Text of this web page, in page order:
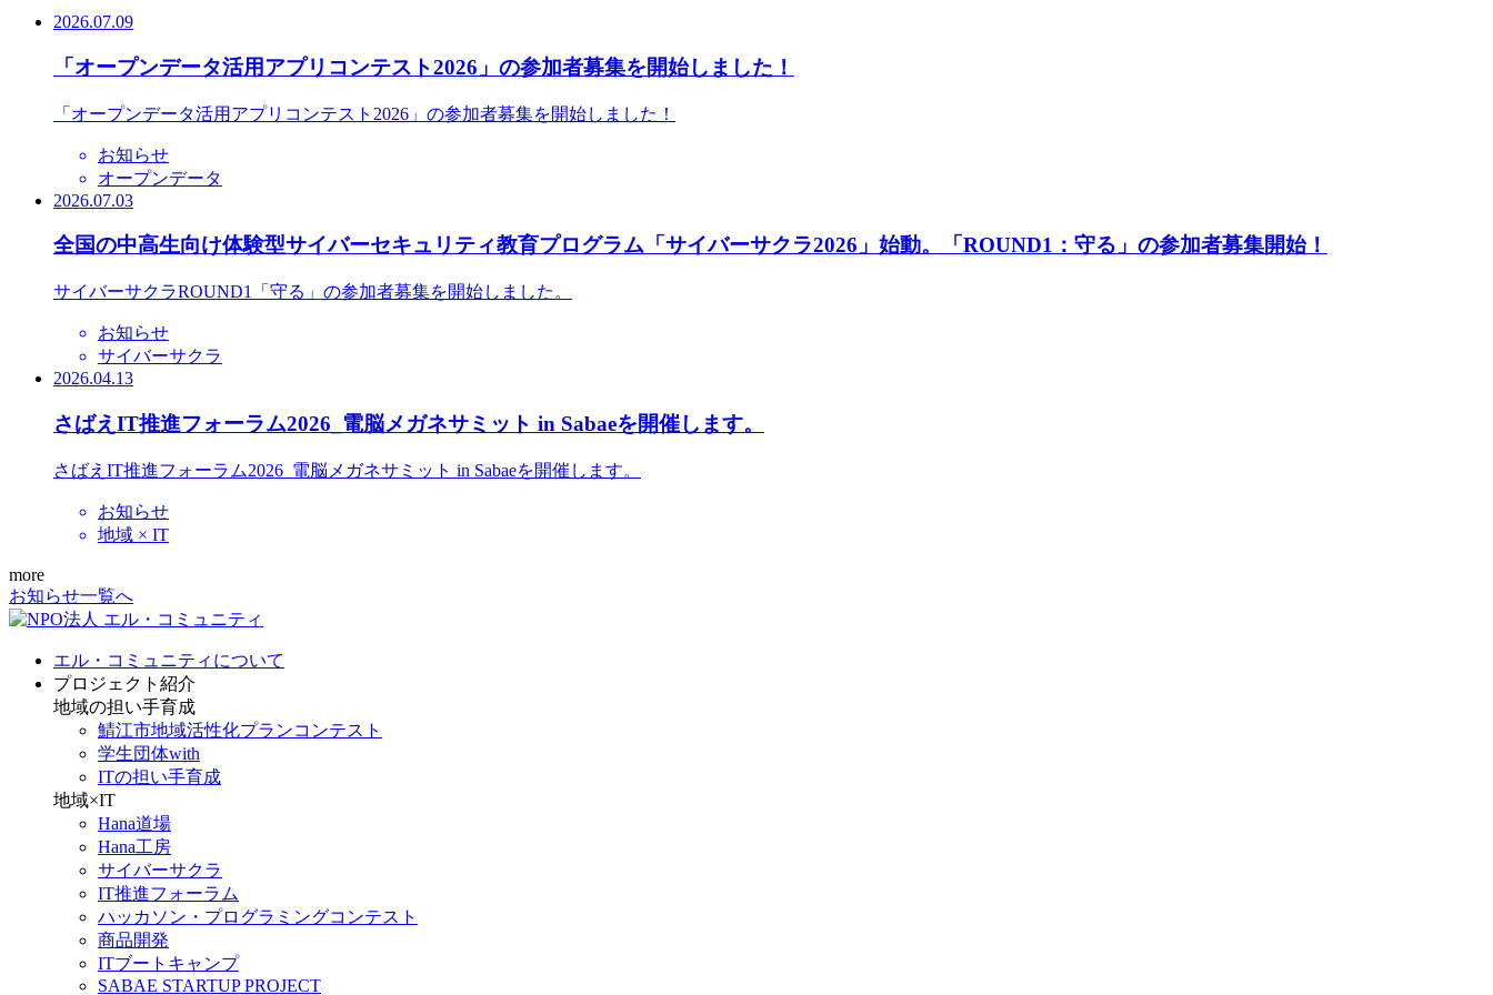
2026.07.09
「オープンデータ活用アプリコンテスト2026」の参加者募集を開始しました！
「オープンデータ活用アプリコンテスト2026」の参加者募集を開始しました！
お知らせ
オープンデータ
2026.07.03
全国の中高生向け体験型サイバーセキュリティ教育プログラム「サイバーサクラ2026」始動。「ROUND1：守る」の参加者募集開始！
サイバーサクラROUND1「守る」の参加者募集を開始しました。
お知らせ
サイバーサクラ
2026.04.13
さばえIT推進フォーラム2026_電脳メガネサミット in Sabaeを開催します。
さばえIT推進フォーラム2026_電脳メガネサミット in Sabaeを開催します。
お知らせ
地域 × IT
more
お知らせ一覧へ
エル・コミュニティについて
プロジェクト紹介
地域の担い手育成
鯖江市地域活性化プランコンテスト
学生団体with
ITの担い手育成
地域×IT
Hana道場
Hana工房
サイバーサクラ
IT推進フォーラム
ハッカソン・プログラミングコンテスト
商品開発
ITブートキャンプ
SABAE STARTUP PROJECT